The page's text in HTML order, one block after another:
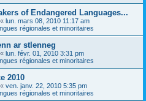
of Endangered Languages...
« lun. mars 08, 2010 11:17 am
régionales et minoritaires
ar stlenneg
« lun. févr. 01, 2010 3:31 pm
régionales et minoritaires
2010
« ven. janv. 22, 2010 5:35 pm
régionales et minoritaires